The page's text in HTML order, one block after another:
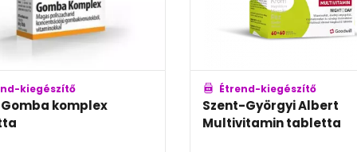
kiegészítő Étrend-kiegészítő
BioTechUSA
Women